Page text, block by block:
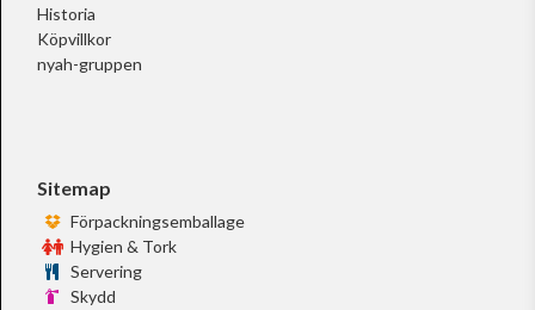
Historia
Köpvillkor
nyah-gruppen
Sitemap
Förpackningsemballage
Hygien & Tork
Servering
Skydd